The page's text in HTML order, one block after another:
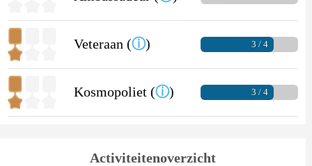
Veteraan (ⓘ) 3 / 4
Kosmopoliet (ⓘ) 3 / 4
Activiteitenoverzicht